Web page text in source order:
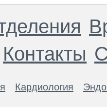
Контакты
Кардиология